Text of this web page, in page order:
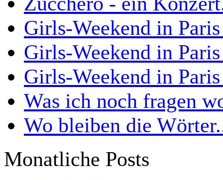
Girls-Weekend in
Girls-Weekend in
Girls-Weekend in
Was ich noch fragen
Wo bleiben die
Block überspringen Monatliche Posts
Monatliche Posts